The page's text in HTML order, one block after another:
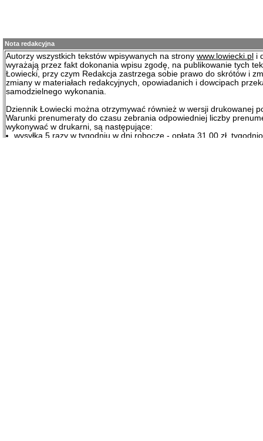
Nota redakcyjna
Autorzy wszystkich tekstów wpisywanych na strony www.lowiecki.pl i
wyrażają przez fakt dokonania wpisu zgodę, na publikowanie tych
Łowiecki, przy czym Redakcja zastrzega sobie prawo do skrótów i
zmiany w materiałach redakcyjnych, opowiadanich i dowcipach
samodzielnego wykonania.
Dziennik Łowiecki można otrzymywać również w wersji drukowanej
Warunki prenumeraty do czasu zebrania odpowiedniej liczby
wykonywać w drukarni, są następujące:
wysyłka 5 razy w tygodniu w dni robocze - opłata 31.00 zł.